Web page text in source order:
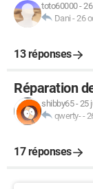
toto60000-
Dani -26
13 réponses
Réparation
shibby65-25
qwerty--
17 réponses